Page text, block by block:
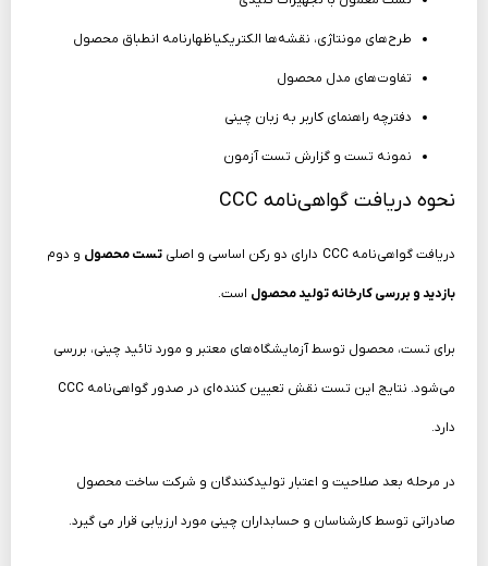
طرح‌های مونتاژی، نقشه‌ها الکتریکیاظهارنامه انطباق محصول
تفاوت‌های مدل محصول
دفترچه راهنمای کاربر به زبان چینی
نمونه تست و گزارش تست آزمون
نحوه دریافت گواهی‌نامه CCC
دریافت گواهی‌نامه CCC دارای دو رکن اساسی و اصلی تست محصول و دوم
بازدید و بررسی کارخانه تولید محصول است.
برای تست، محصول توسط آزمایشگاه‌های معتبر و مورد تائید چینی، بررسی
می‌شود. نتایج این تست نقش تعیین کننده‌ای در صدور گواهی‌نامه CCC
دارد.
در مرحله بعد صلاحیت و اعتبار تولیدکنندگان و شرکت ساخت محصول
صادراتی توسط کارشناسان و حسابداران چینی مورد ارزیابی قرار می گیرد.